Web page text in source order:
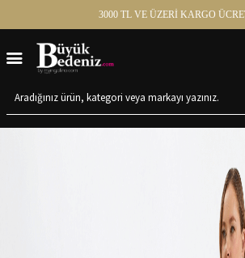
3000 TL VE ÜZERİ KARGO